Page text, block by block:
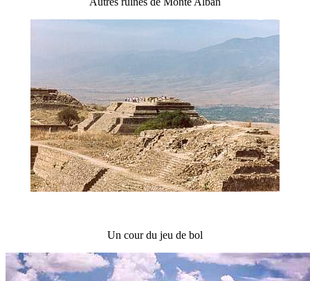
Un cour du jeu de bol